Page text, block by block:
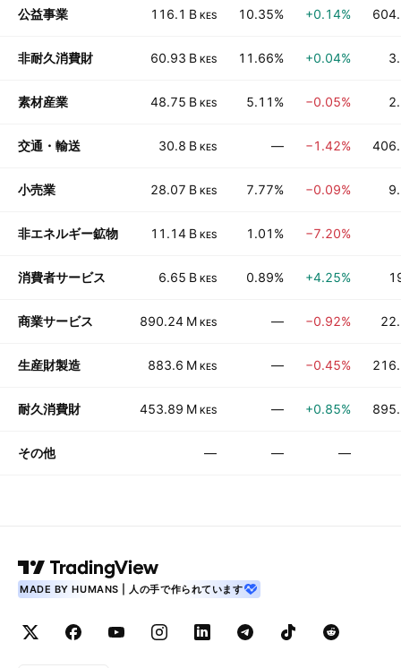
公益事業 116.1 B KES 10.35% +0.14%
非耐久消費財 60.93 B KES 11.66% +0.04%
素材産業 48.75 B KES 5.11% −0.05%
交通・輸送 30.8 B KES — −1.42%
小売業 28.07 B KES 7.77% −0.09%
非エネルギー鉱物 11.14 B KES 1.01% −7.20%
消費者サービス 6.65 B KES 0.89% +4.25%
商業サービス 890.24 M KES — −0.92%
生産財製造 883.6 M KES — −0.45%
耐久消費財 453.89 M KES — +0.85%
その他 — — —
MADE BY HUMANS | 人の手で作られています